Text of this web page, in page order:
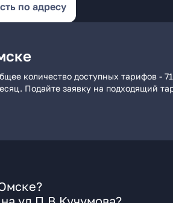
по адресу
количество доступных тарифов -
Подайте заявку на подходящий